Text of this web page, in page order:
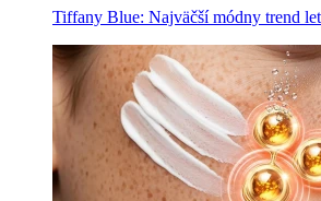
Tiffany Blue: Najväčší módny trend